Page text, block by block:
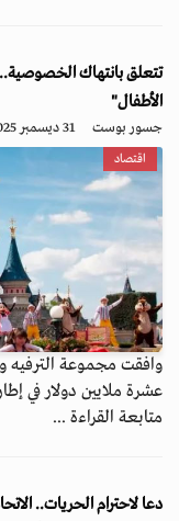
الأطفال"
جسور بوست 31 ديسمبر 2025 - 08:51
اقتصاد
وافقت مجموعة الترفيه
عشرة ملايين دولار في
متابعة القراءة ...
دعا لاحترام الحريات..